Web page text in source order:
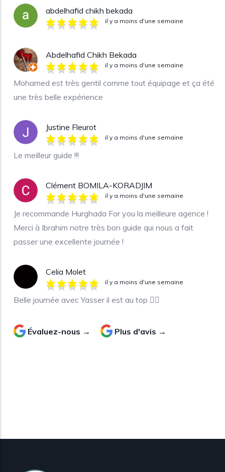
abdelhafid chikh bekada
il y a moins d'une semaine
Abdelhafid Chikh Bekada
il y a moins d'une semaine
Mohamed est très gentil comme tout équipage et ça été
une très belle expérience
Justine Fleurot
il y a moins d'une semaine
Le meilleur guide !!!
Clément BOMILA-KORADJIM
il y a moins d'une semaine
Je recommande Hurghada For you la meilleure agence !
Merci à Ibrahim notre très bon guide qui nous a fait
passer une excellente journée !
Celia Molet
il y a moins d'une semaine
Belle journée avec Yasser il est au top 👍🏼
Évaluez-nous → Plus d'avis →